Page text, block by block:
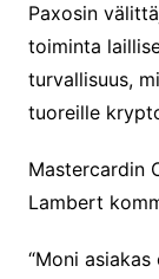
Paxosin
toiminta
turvallisuus,
tuoreille
Mastercardin
Lambert
“Moni